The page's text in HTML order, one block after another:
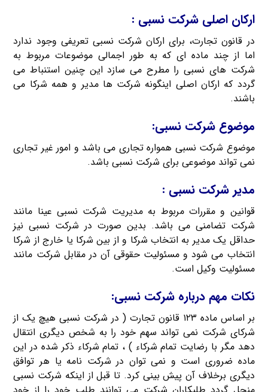
ارکان اصلی شرکت نسبی :
در قانون تجارت، برای ارکان شرکت نسبی تعریفی وجود ندارد
اما از چند ماده ای که به طور اجمالی موضوعات مربوط به
شرکت های نسبی را مطرح می سازد این چنین استنباط می
گردد که ارکان اصلی اینگونه شرکت ها مدیر و همه شرکا می
باشند.
موضوع شرکت نسبی:
موضوع شرکت نسبی همواره تجاری می باشد و امور غیر تجاری
نمی تواند موضوعی برای شرکت نسبی باشد.
مدیر شرکت نسبی :
قوانین و مقررات مربوط به مدیریت شرکت نسبی عینا مانند
شرکت تضامنی می باشد. بدین صورت در شرکت نسبی نیز
حداقل یک مدیر به انتخاب شرکا و از بین شرکا یا خارج از شرکا
انتخاب می شود و مسئولیت حقوقی آن در مقابل شرکت مانند
مسئولیت وکیل است.
نکات مهم درباره شرکت نسبی:
بر اساس ماده ۱۲۳ قانون تجارت ( در شرکت نسبی هیچ یک از
شرکای شرکت نمی تواند سهم خود را به شخص دیگری انتقال
دهد مگر با رضایت تمام شرکاء ) ، تمام شرکاء ذکر شده در این
ماده ضروری است و نمی توان در شرکت نامه یا هر توافق
دیگری برخلاف آن پیش بینی کرد. تا قبل از اینکه شرکت نسبی